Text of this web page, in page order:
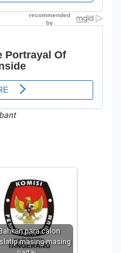
para calon
masing-masing